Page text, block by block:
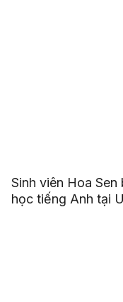
Sinh viên Hoa
học tiếng Anh tại